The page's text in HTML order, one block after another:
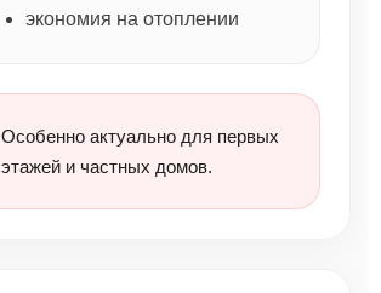
экономия на отоплении
Особенно актуально для первых
этажей и частных домов.